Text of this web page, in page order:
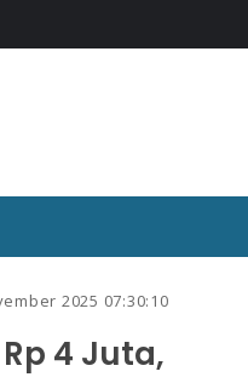
2025 07:30:10
4 Juta,